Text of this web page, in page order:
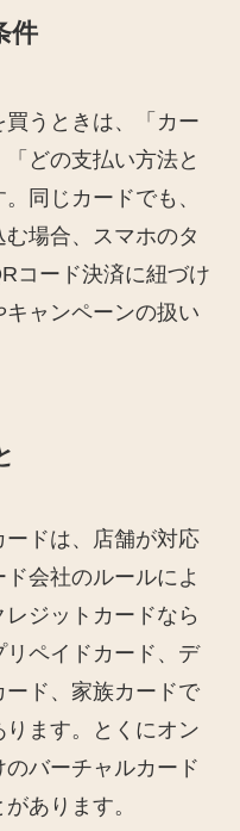
件
うときは、「カー
どの支払い方法と
同じカードでも、
場合、スマホのタ
コード決済に紐づけ
ャンペーンの扱い
ドは、店舗が対応
会社のルールによ
ジットカードなら
ペイドカード、デ
ード、家族カードで
ます。とくにオン
バーチャルカード
あります。